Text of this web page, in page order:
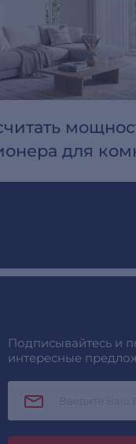
для
Подписывайтесь и
интересные